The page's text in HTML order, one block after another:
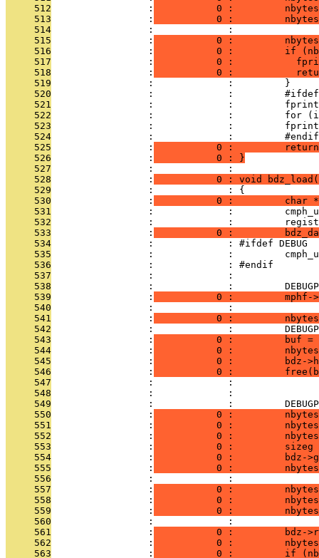
     512
                 :
0 :
     513
                 :
0 :
     514
                 :             :
     515
                 :
0 :
     516
                 :
0 :         if
     517
                 :
0 :
     518
                 :
0 :
     519
                 :             :         }
     520
:             :
     521
:             :
     522
:             :         for
     523
:             :
     524
                 :             :         #endif
     525
                 :
0 :
     526
                 :
           0 : }
     527
                 :             :
     528
                 :
0 : void
     529
                 :             : {
     530
                 :
0 :         char
     531
:             :
     532
:             :
     533
                 :
0 :
     534
                 :             : #ifdef DEBUG
     535
:             :
     536
                 :             : #endif
     537
                 :             :
     538
:             :
     539
                 :
0 :         mphf-
     540
                 :             :
     541
                 :
0 :
     542
:             :
     543
                 :
0 :         buf =
     544
                 :
0 :
     545
                 :
0 :         bdz-
     546
                 :
0 :
     547
                 :             :
     548
                 :             :
     549
:             :
     550
                 :
0 :
     551
                 :
0 :
     552
                 :
0 :
     553
                 :
0 :         sizeg
     554
                 :
0 :         bdz-
     555
                 :
0 :
     556
                 :             :
     557
                 :
0 :
     558
                 :
0 :
     559
                 :
0 :
     560
                 :             :
     561
                 :
0 :         bdz-
     562
                 :
0 :
     563
                 :
0 :         if